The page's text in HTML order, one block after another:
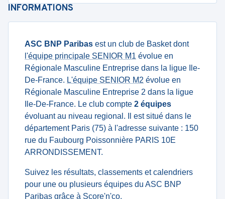
INFORMATIONS
ASC BNP Paribas est un club de Basket dont
l'équipe principale SENIOR M1 évolue en
Régionale Masculine Entreprise dans la ligue Ile-
De-France. L'équipe SENIOR M2 évolue en
Régionale Masculine Entreprise 2 dans la ligue
Ile-De-France. Le club compte 2 équipes
évoluant au niveau regional. Il est situé dans le
département Paris (75) à l'adresse suivante : 150
rue du Faubourg Poissonnière PARIS 10E
ARRONDISSEMENT.
Suivez les résultats, classements et calendriers
pour une ou plusieurs équipes du ASC BNP
Paribas grâce à Score'n'co.